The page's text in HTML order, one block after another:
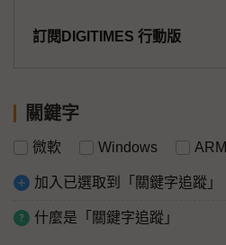
訂閱DIGITIMES 行動版
關鍵字
微軟 Windows ARM
加入已選取到「關鍵字追蹤」
什麼是「關鍵字追蹤」